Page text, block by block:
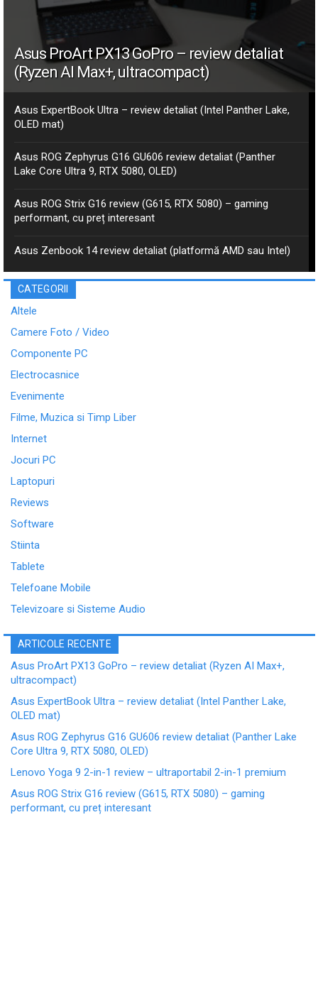
Asus ProArt PX13 GoPro – review detaliat
(Ryzen AI Max+, ultracompact)
Asus ExpertBook Ultra – review detaliat (Intel Panther Lake,
OLED mat)
Asus ROG Zephyrus G16 GU606 review detaliat (Panther
Lake Core Ultra 9, RTX 5080, OLED)
Asus ROG Strix G16 review (G615, RTX 5080) – gaming
performant, cu preț interesant
Asus Zenbook 14 review detaliat (platformă AMD sau Intel)
CATEGORII
Altele
Camere Foto / Video
Componente PC
Electrocasnice
Evenimente
Filme, Muzica si Timp Liber
Internet
Jocuri PC
Laptopuri
Reviews
Software
Stiinta
Tablete
Telefoane Mobile
Televizoare si Sisteme Audio
ARTICOLE RECENTE
Asus ProArt PX13 GoPro – review detaliat (Ryzen AI Max+,
ultracompact)
Asus ExpertBook Ultra – review detaliat (Intel Panther Lake,
OLED mat)
Asus ROG Zephyrus G16 GU606 review detaliat (Panther Lake
Core Ultra 9, RTX 5080, OLED)
Lenovo Yoga 9 2-in-1 review – ultraportabil 2-in-1 premium
Asus ROG Strix G16 review (G615, RTX 5080) – gaming
performant, cu preț interesant